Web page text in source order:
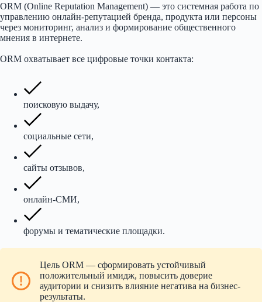
ORM (Online Reputation Management) — это системная работа по
управлению онлайн-репутацией бренда, продукта или персоны
через мониторинг, анализ и формирование общественного
мнения в интернете.
ORM охватывает все цифровые точки контакта:
поисковую выдачу,
социальные сети,
сайты отзывов,
онлайн-СМИ,
форумы и тематические площадки.
Цель ORM — сформировать устойчивый
положительный имидж, повысить доверие
аудитории и снизить влияние негатива на бизнес-
результаты.